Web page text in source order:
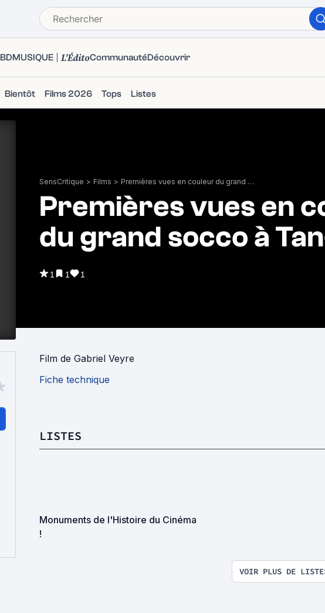
BDMUSIQUE L'ÉditoCommunautéDécouvrir
Bientôt Films 2026 Tops Listes
SensCritique > Films > Premières vues en couleur du grand socco à Tanger
Premières vues en
du grand socco à
1 1 1
Film de Gabriel Veyre
Fiche technique
LISTES
Monuments de l'Histoire du Cinéma
!
VOIR PLUS DE